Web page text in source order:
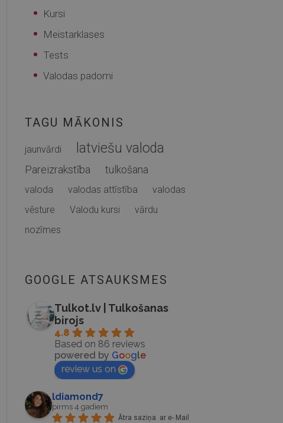
Kursi
Meistarklases
Tests
Valodas padomi
TAGU MĀKONIS
jaunvārdi latviešu valoda
Pareizrakstība tulkošana
valoda valodas attīstība
valodas
vēsture
Valodu kursi
vārdu
nozīmes
GOOGLE ATSAUKSMES
Tulkot.lv | Tulkošanas
birojs
4.8
Based on 86 reviews
powered by Google
review us on
ldiamond7
pirms 4 gadiem
Ātra saziņa  ar e- Mail